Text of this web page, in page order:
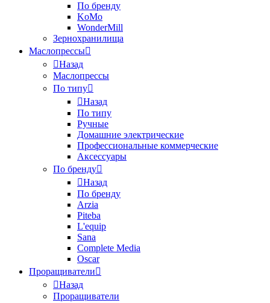
По бренду
KoMo
WonderMill
Зернохранилища
Маслопрессы
Назад
Маслопрессы
По типу
Назад
По типу
Ручные
Домашние электрические
Профессиональные коммерческие
Аксессуары
По бренду
Назад
По бренду
Arzia
Piteba
L'equip
Sana
Complete Media
Oscar
Проращиватели
Назад
Проращиватели